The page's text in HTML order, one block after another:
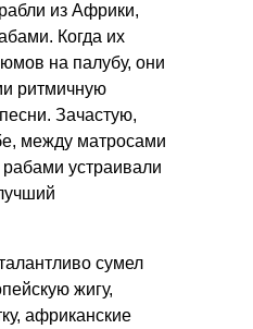
из Африки,
Когда их
на палубу, они
ритмичную
Зачастую,
между матросами
устраивали
сумел
жигу,
африканские